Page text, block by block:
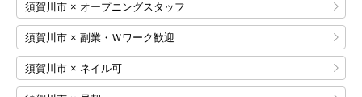
須賀川市 × オープニングスタッフ
須賀川市 × 副業・Ｗワーク歓迎
須賀川市 × ネイル可